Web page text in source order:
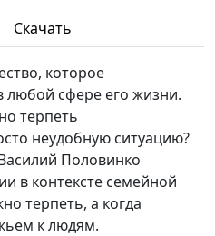
Василий Половинко,
консультант,
священнослужитель
Игорь Кириченко,
Василий Половинко,
психолог-
консультант,
священнослужитель
#598
Скачать
которое
любой сфере его жизни.
терпеть
неудобную ситуацию?
Половинко
в контексте семейной
терпеть, а когда
к людям.